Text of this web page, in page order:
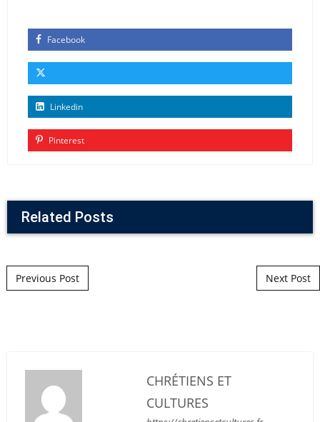
Facebook
Linkedin
Pinterest
Related Posts
Post navigation
Previous Post Next Post
CHRÉTIENS ET
CULTURES